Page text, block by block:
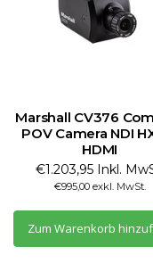
Marshall CV376
POV Camera NDI
HDMI
€1.203,95 Inkl.
€995,00 exkl. MwSt.
Zum Warenkorb